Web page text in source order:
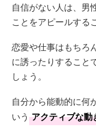
自信がない人は、男
ことをアピールする
恋愛や仕事はもちろ
に誘ったりすること
しょう。
自分から能動的に何
いう アクティブな動